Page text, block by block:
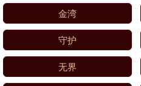
金湾
守护
无界